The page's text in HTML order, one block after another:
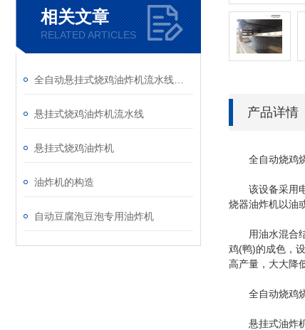
相关文章
RELATED ARTICLES
悬挂式烧鸡油炸机流水线
悬挂式烧鸡油炸机
油炸机的构造
自动豆腐泡豆泡专用油炸机
产品详情
全自动烧鸡烧
该设备采用电
烧器油炸机以油
用油水混合结
鸡(鸭)的成色，
高产量，大大降
全自动烧鸡烧
悬挂式油炸机